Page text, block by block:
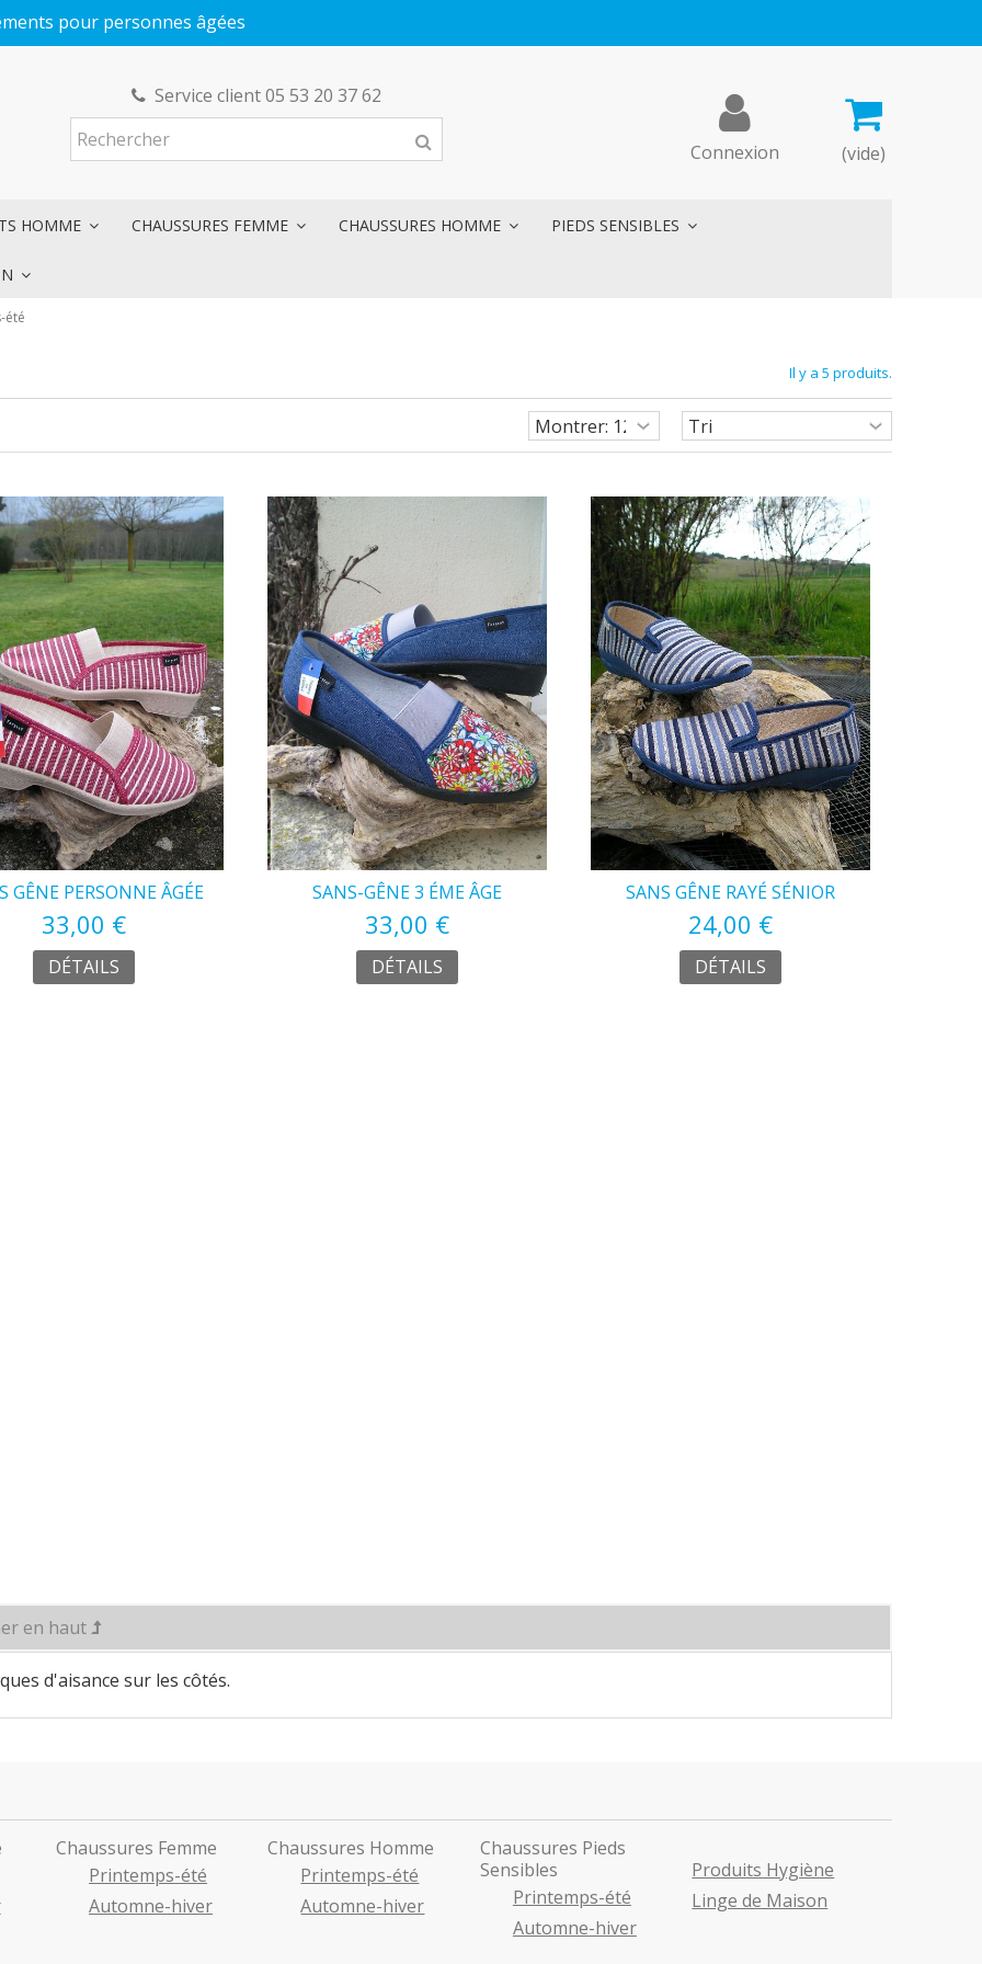
pour personnes âgées
Service client 05 53 20 37 62
(vide)
Connexion
HOMME CHAUSSURES FEMME CHAUSSURES HOMME PIEDS SENSIBLES
été
Il y a 5 produits.
GÊNE PERSONNE ÂGÉE
33,00 €
DÉTAILS
SANS-GÊNE 3 ÉME ÂGE
33,00 €
DÉTAILS
SANS GÊNE RAYÉ SÉNIOR
24,00 €
DÉTAILS
en haut
d'aisance sur les côtés.
Chaussures Femme
Printemps-été
Automne-hiver
Chaussures Homme
Printemps-été
Automne-hiver
Chaussures Pieds
Sensibles
Printemps-été
Automne-hiver
Produits Hygiène
Linge de Maison